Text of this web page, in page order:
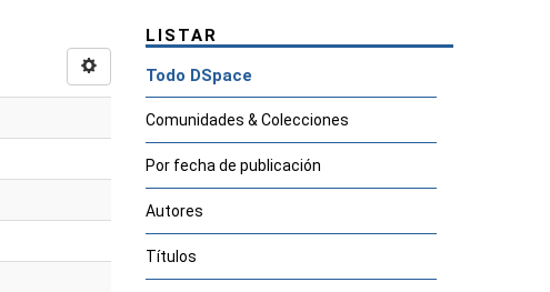
LISTAR
Todo DSpace
Comunidades & Colecciones
Por fecha de publicación
Autores
Títulos